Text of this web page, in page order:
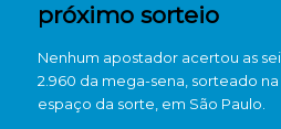
próximo sorteio
Nenhum apostador acertou as
2.960 da mega-sena, sorteado
espaço da sorte, em São Paulo.